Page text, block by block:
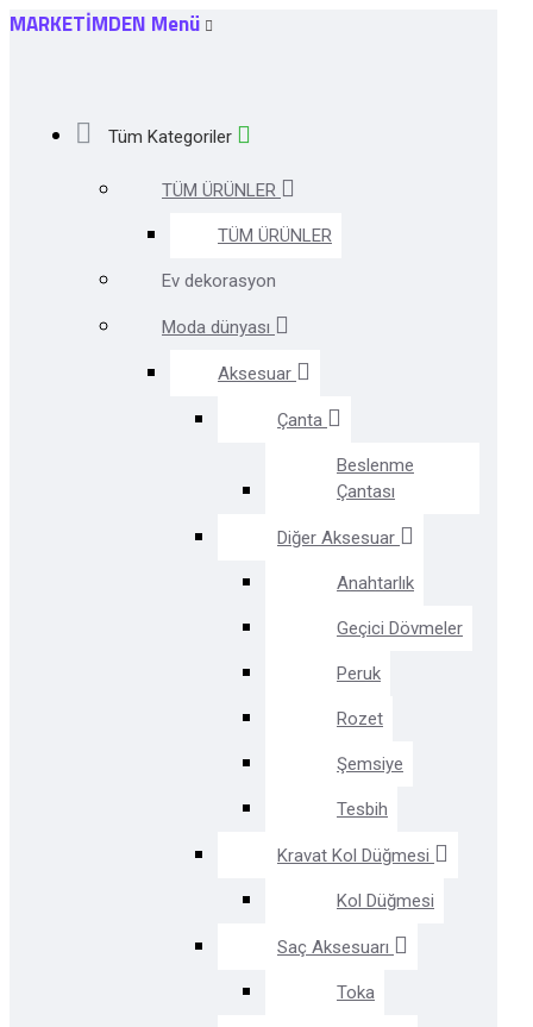
MARKETİMDEN Menü
Tüm Kategoriler
TÜM ÜRÜNLER
TÜM ÜRÜNLER
Ev dekorasyon
Moda dünyası
Aksesuar
Çanta
Beslenme
Çantası
Diğer Aksesuar
Anahtarlık
Geçici Dövmeler
Peruk
Rozet
Şemsiye
Tesbih
Kravat Kol Düğmesi
Kol Düğmesi
Saç Aksesuarı
Toka